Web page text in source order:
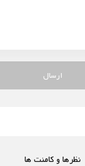
ارسال
نظرها و کامنت ها